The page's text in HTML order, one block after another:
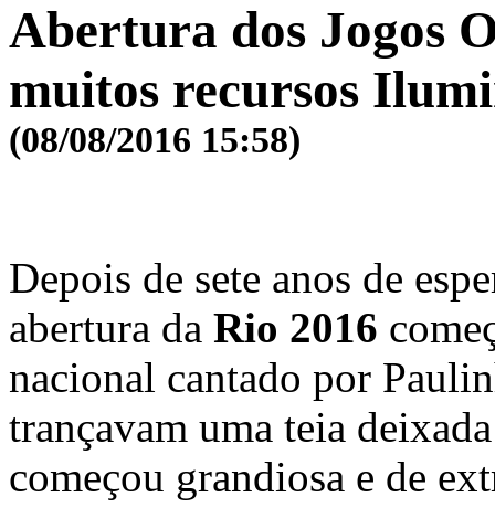
Abertura dos Jogos
muitos recursos
(08/08/2016 15:58)
Depois de sete anos de
abertura da Rio 2016
nacional cantado por
trançavam uma teia
começou grandiosa e de